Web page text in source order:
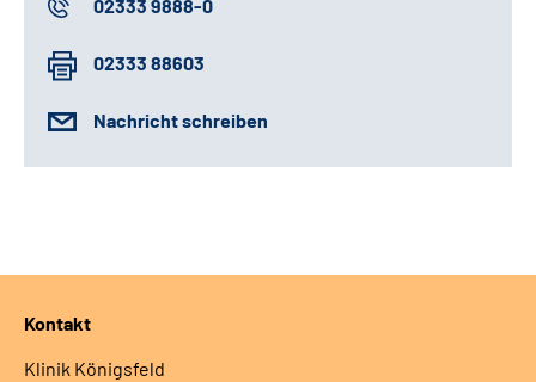
02333 9888-0
02333 88603
Nachricht schreiben
Kontakt
Klinik Königsfeld